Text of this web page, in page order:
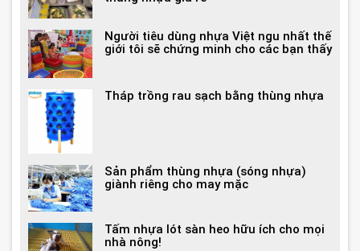
Người tiêu dùng nhựa Việt ngu nhất thế
giới tôi sẽ chứng minh cho các bạn thấy
Tháp trồng rau sạch bằng thùng nhựa
Sản phẩm thùng nhựa (sóng nhựa)
giành riêng cho may mặc
Tấm nhựa lót sàn heo hữu ích cho mọi
nhà nông!